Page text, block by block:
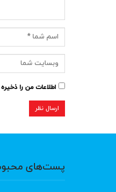
اطلاعات من را
پست‌های